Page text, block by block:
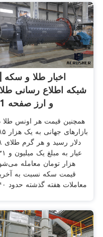
اخبار طلا و سکه |
شبکه اطلاع رسانی طلا
و ارز صفحه 1
همچنین قیمت هر اونس طلا
بازار‌های
عیار به
هزار تومان معامله
قیمت سکه نسبت به
معاملات